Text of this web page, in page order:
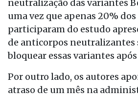
neutralização das variantes
uma vez que apenas 20%
participaram do estudo
de anticorpos neutralizantes
bloquear essas variantes após
Por outro lado, os autores
atraso de um mês na